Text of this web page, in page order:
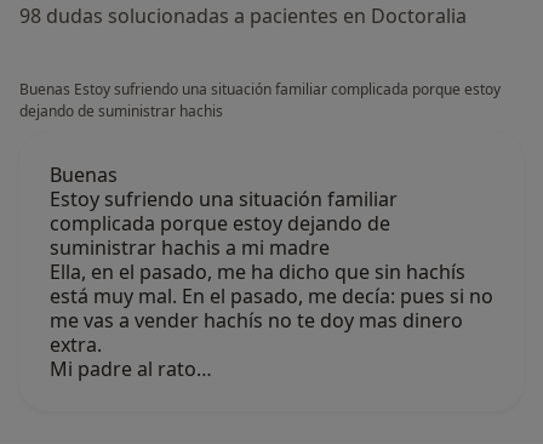
98 dudas solucionadas a pacientes en Doctoralia
Buenas Estoy sufriendo una situación familiar complicada porque estoy
dejando de suministrar hachis
Buenas
Estoy sufriendo una situación familiar
complicada porque estoy dejando de
suministrar hachis a mi madre
Ella, en el pasado, me ha dicho que sin hachís
está muy mal. En el pasado, me decía: pues si no
me vas a vender hachís no te doy mas dinero
extra.
Mi padre al rato…